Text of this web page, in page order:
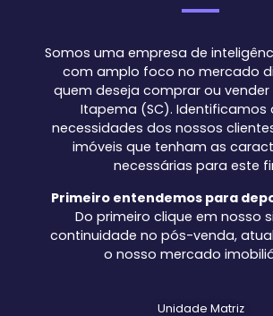
Somos uma empresa de
com amplo foco no mercado
quem deseja comprar ou vender
Itapema (SC). Identificamos
necessidades dos nossos
imóveis que tenham as
necessárias para este
Primeiro entendemos para
Do primeiro clique em nosso
continuidade no pós-venda,
o nosso mercado
Unidade Matriz